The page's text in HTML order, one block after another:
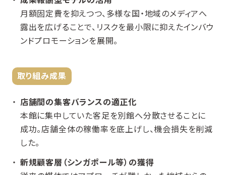
月額固定費を抑えつつ、多様な国・地域のメディアへ
露出を広げることで、リスクを最小限に抑えたインバウ
ンドプロモーションを展開。
取り組み成果
店舗間の集客バランスの適正化
本館に集中していた客足を別館へ分散させることに
成功。店舗全体の稼働率を底上げし、機会損失を削減
した。
新規顧客層（シンガポール等）の獲得